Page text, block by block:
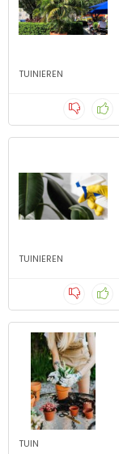
TUINIEREN
TUINIEREN
TUIN